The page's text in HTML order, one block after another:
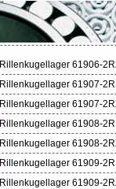
Rillenkugellager 61906-
Rillenkugellager 61907-
Rillenkugellager 61907-
Rillenkugellager 61908-
Rillenkugellager 61908-
Rillenkugellager 61909-
Rillenkugellager 61909-